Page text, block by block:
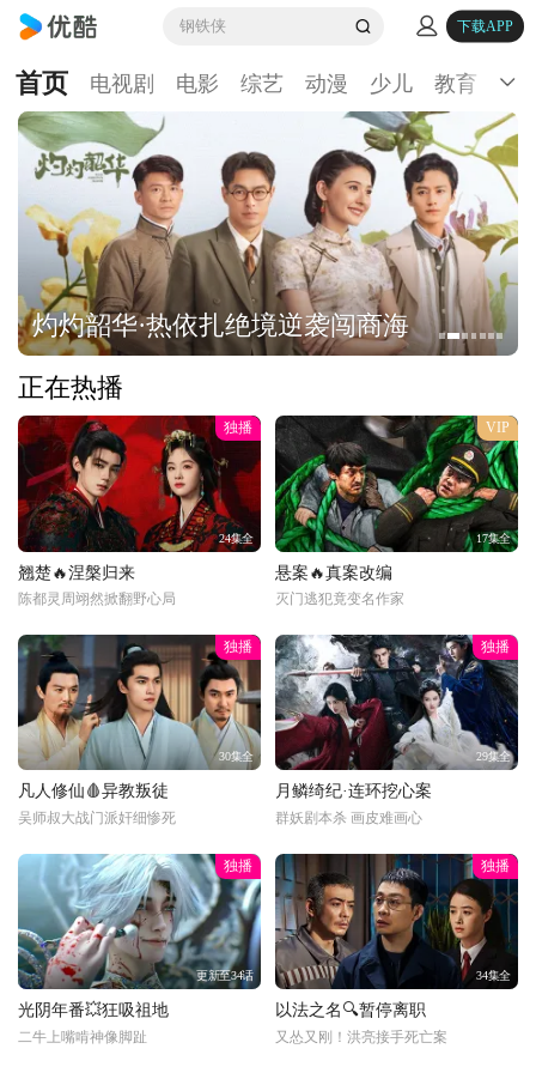
钢铁侠 下载APP
首页 电视剧 电影 综艺 动漫 少儿 教育 生
灼灼韶华·热依扎绝境逆袭闯商海
正在热播
独播
24集全
翘楚🔥涅槃归来
陈都灵周翊然掀翻野心局
VIP
17集全
悬案🔥真案改编
灭门逃犯竟变名作家
独播
30集全
凡人修仙🩸异教叛徒
吴师叔大战门派奸细惨死
独播
29集全
月鳞绮纪·连环挖心案
群妖剧本杀 画皮难画心
独播
更新至34话
光阴年番💥狂吸祖地
二牛上嘴啃神像脚趾
独播
34集全
以法之名🔍暂停离职
又怂又刚！洪亮接手死亡案